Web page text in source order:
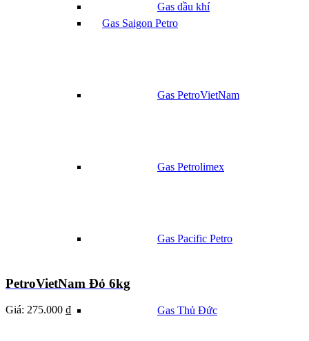
Gas dầu khí
Gas Saigon Petro
Gas PetroVietNam
Gas Petrolimex
Gas Pacific Petro
Gas Thủ Đức
PetroVietNam Đỏ 6kg
Giá: 275.000 ₫